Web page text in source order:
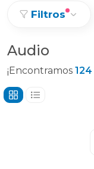
Filtros
Audio
¡Encontramos 124